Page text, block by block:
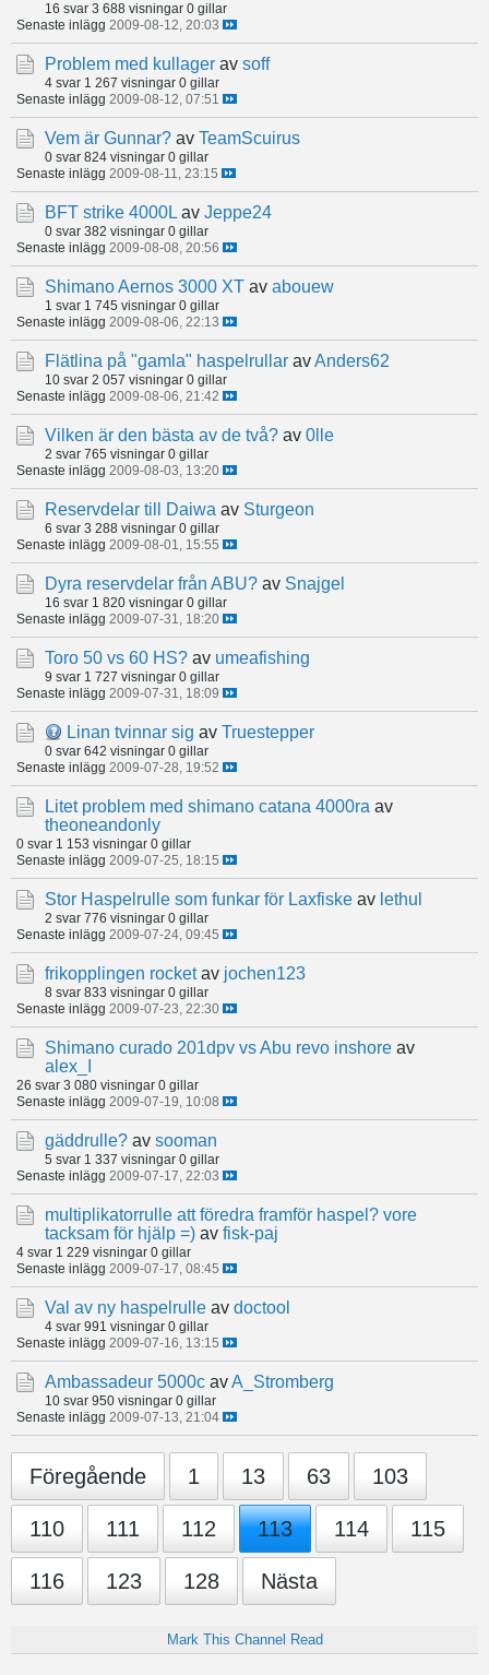
16 svar 3 688 visningar 0 gillar
Senaste inlägg 2009-08-12, 20:03
Problem med kullager av soff
4 svar 1 267 visningar 0 gillar
Senaste inlägg 2009-08-12, 07:51
Vem är Gunnar? av TeamScuirus
0 svar 824 visningar 0 gillar
Senaste inlägg 2009-08-11, 23:15
BFT strike 4000L av Jeppe24
0 svar 382 visningar 0 gillar
Senaste inlägg 2009-08-08, 20:56
Shimano Aernos 3000 XT av abouew
1 svar 1 745 visningar 0 gillar
Senaste inlägg 2009-08-06, 22:13
Flätlina på "gamla" haspelrullar avAnders62
10 svar 2 057 visningar 0 gillar
Senaste inlägg 2009-08-06, 21:42
Vilken är den bästa av de två? av 0lle
2 svar 765 visningar 0 gillar
Senaste inlägg 2009-08-03, 13:20
Reservdelar till Daiwa av Sturgeon
6 svar 3 288 visningar 0 gillar
Senaste inlägg 2009-08-01, 15:55
Dyra reservdelar från ABU? av Snajgel
16 svar 1 820 visningar 0 gillar
Senaste inlägg 2009-07-31, 18:20
Toro 50 vs 60 HS? av umeafishing
9 svar 1 727 visningar 0 gillar
Senaste inlägg 2009-07-31, 18:09
Linan tvinnar sig av Truestepper
0 svar 642 visningar 0 gillar
Senaste inlägg 2009-07-28, 19:52
Litet problem med shimano catana 4000ra av
theoneandonly
0 svar 1 153 visningar 0 gillar
Senaste inlägg 2009-07-25, 18:15
Stor Haspelrulle som funkar för Laxfiske av lethul
2 svar 776 visningar 0 gillar
Senaste inlägg 2009-07-24, 09:45
frikopplingen rocket av jochen123
8 svar 833 visningar 0 gillar
Senaste inlägg 2009-07-23, 22:30
Shimano curado 201dpv vs Abu revo inshore av
alex_I
26 svar 3 080 visningar 0 gillar
Senaste inlägg 2009-07-19, 10:08
gäddrulle? av sooman
5 svar 1 337 visningar 0 gillar
Senaste inlägg 2009-07-17, 22:03
multiplikatorrulle att föredra framför haspel? vore
tacksam för hjälp =) av fisk-paj
4 svar 1 229 visningar 0 gillar
Senaste inlägg 2009-07-17, 08:45
Val av ny haspelrulle av doctool
4 svar 991 visningar 0 gillar
Senaste inlägg 2009-07-16, 13:15
Ambassadeur 5000c avA_Stromberg
10 svar 950 visningar 0 gillar
Senaste inlägg 2009-07-13, 21:04
Föregående 1 13 63 103
110 111 112 113 114 115
116 123 128 Nästa
Mark This Channel Read